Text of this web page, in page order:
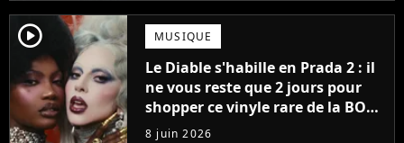
player2 MUSIQUE
Le Diable s'habille en Prada 2 : il
ne vous reste que 2 jours pour
shopper ce vinyle rare de la BO
avec Lady Gaga
8 juin 2026